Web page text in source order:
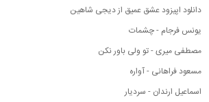
دانلود اپیزود عشق عمیق از دیجی شاهین
یونس فرجام - چشمات
مصطفی میری - تو ولی باور نکن
مسعود فراهانی - آواره
اسماعیل ارندان - سردیار